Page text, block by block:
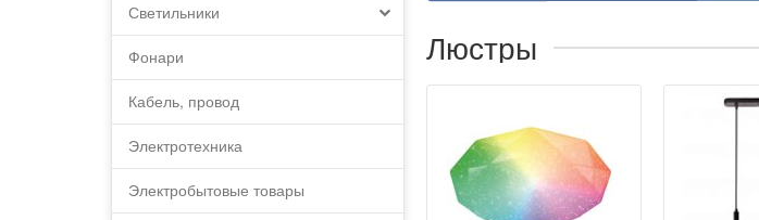
Светильники
Фонари
Кабель, провод
Электротехника
Электробытовые товары
Люстры